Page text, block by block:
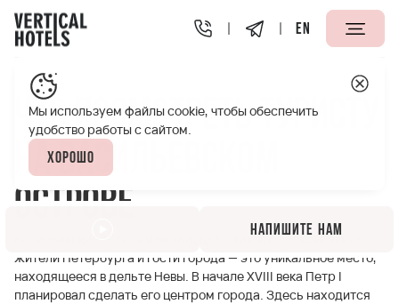
EN
Апарт-отели Vertical Что
Что посмотреть туристу
на Васильевском
острове
Васильевский остров или «Васька», как его ласково зовут
жители Петербурга и гости города — это уникальное место,
находящееся в дельте Невы. В начале XVIII века Петр I
планировал сделать его центром города. Здесь находится
Мы используем файлы cookie, чтобы обеспечить
удобство работы с сайтом.
Хорошо
Напишите нам